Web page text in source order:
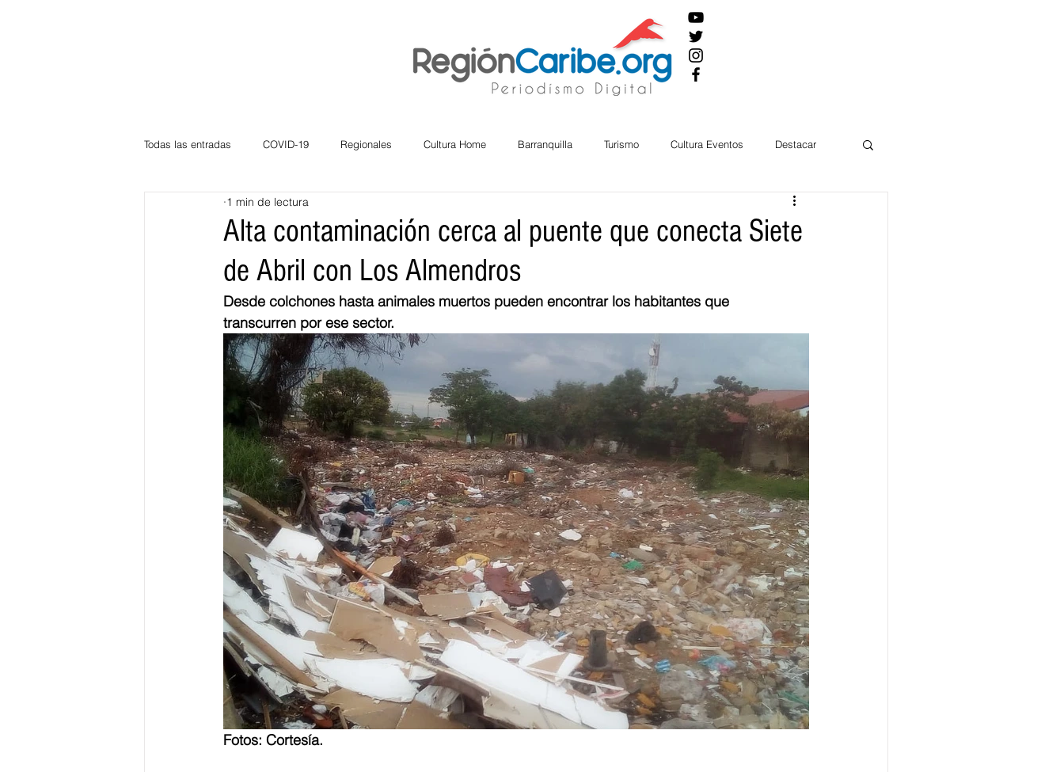
Todas las entradas COVID-19 Regionales Cultura Home Barranquilla Turismo Cultura Eventos Destacar
Atlántico
Bloggeros Hermanos Mayores Economía
Educación BID BIENESTAR AMBIENTAL AFRO
Alta contaminación cerca al puente que conecta Siete
de Abril con Los Almendros
1 min de lectura
Desde colchones hasta animales muertos pueden encontrar los habitantes que
transcurren por ese sector.
Fotos: Cortesía.